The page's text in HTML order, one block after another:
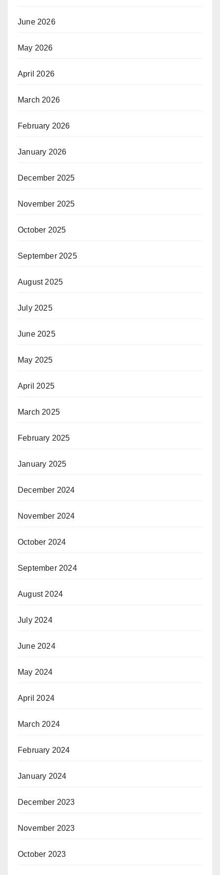
June 2026
May 2026
April 2026
March 2026
February 2026
January 2026
December 2025
November 2025
October 2025
September 2025
August 2025
July 2025
June 2025
May 2025
April 2025
March 2025
February 2025
January 2025
December 2024
November 2024
October 2024
September 2024
August 2024
July 2024
June 2024
May 2024
April 2024
March 2024
February 2024
January 2024
December 2023
November 2023
October 2023